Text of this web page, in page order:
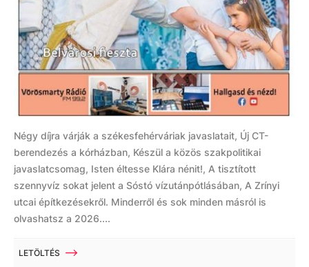
Négy díjra várják a székesfehérváriak javaslatait, Új CT-
berendezés a kórházban, Készül a közös szakpolitikai
javaslatcsomag, Isten éltesse Klára nénit!, A tisztított
szennyvíz sokat jelent a Sóstó vízutánpótlásában, A Zrínyi
utcai építkezésekről. Minderről és sok minden másról is
olvashatsz a 2026....
LETÖLTÉS